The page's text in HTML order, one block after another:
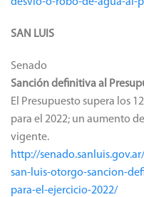
SAN LUIS
Senado
Sanción definitiva al
El Presupuesto supera los
para el 2022; un aumento
vigente.
http://
san-luis-otorgo-sancion-
para-el-ejercicio-2022/